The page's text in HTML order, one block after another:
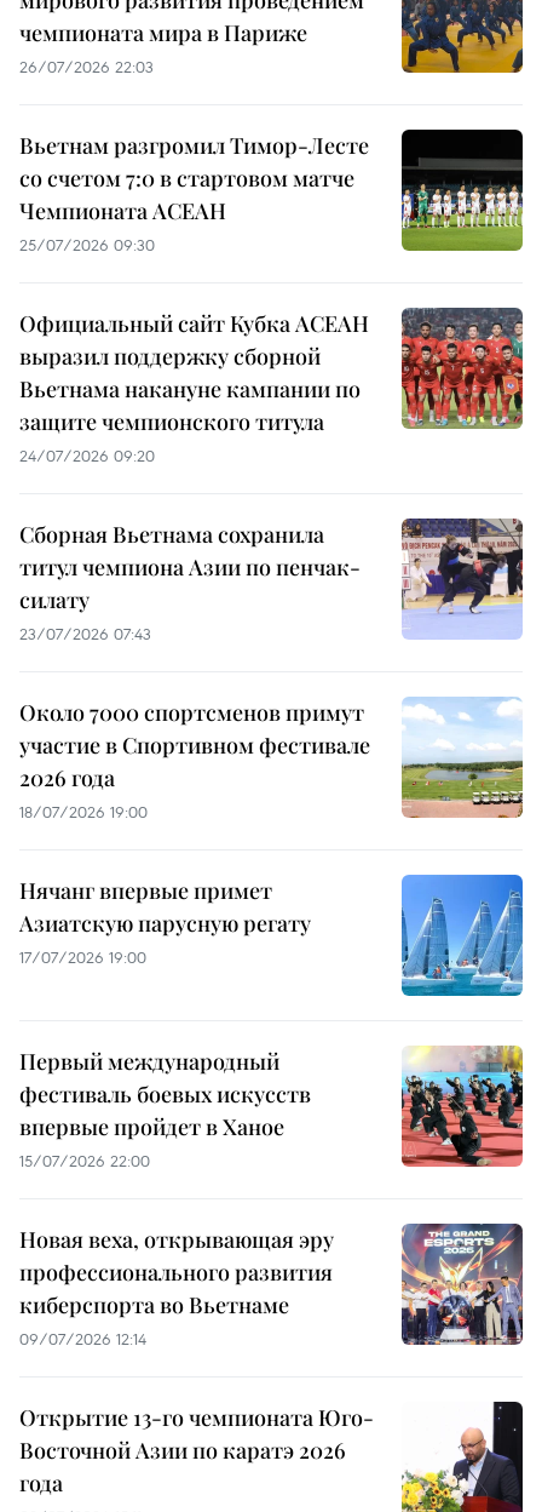
чемпионата мира в Париже
26/07/2026 22:03
Вьетнам разгромил Тимор-Лесте
со счетом 7:0 в стартовом матче
Чемпионата АСЕАН
25/07/2026 09:30
Официальный сайт Кубка АСЕАН
выразил поддержку сборной
Вьетнама накануне кампании по
защите чемпионского титула
24/07/2026 09:20
Сборная Вьетнама сохранила
титул чемпиона Азии по пенчак-
силату
23/07/2026 07:43
Около 7000 спортсменов примут
участие в Спортивном фестивале
2026 года
18/07/2026 19:00
Нячанг впервые примет
Азиатскую парусную регату
17/07/2026 19:00
Первый международный
фестиваль боевых искусств
впервые пройдет в Ханое
15/07/2026 22:00
Новая веха, открывающая эру
профессионального развития
киберспорта во Вьетнаме
09/07/2026 12:14
Открытие 13-го чемпионата Юго-
Восточной Азии по каратэ 2026
года